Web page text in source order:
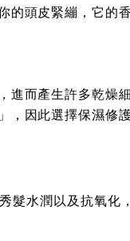
的頭皮緊繃，它的
進而產生許多乾燥
，因此選擇保濕修
髮水潤以及抗氧化